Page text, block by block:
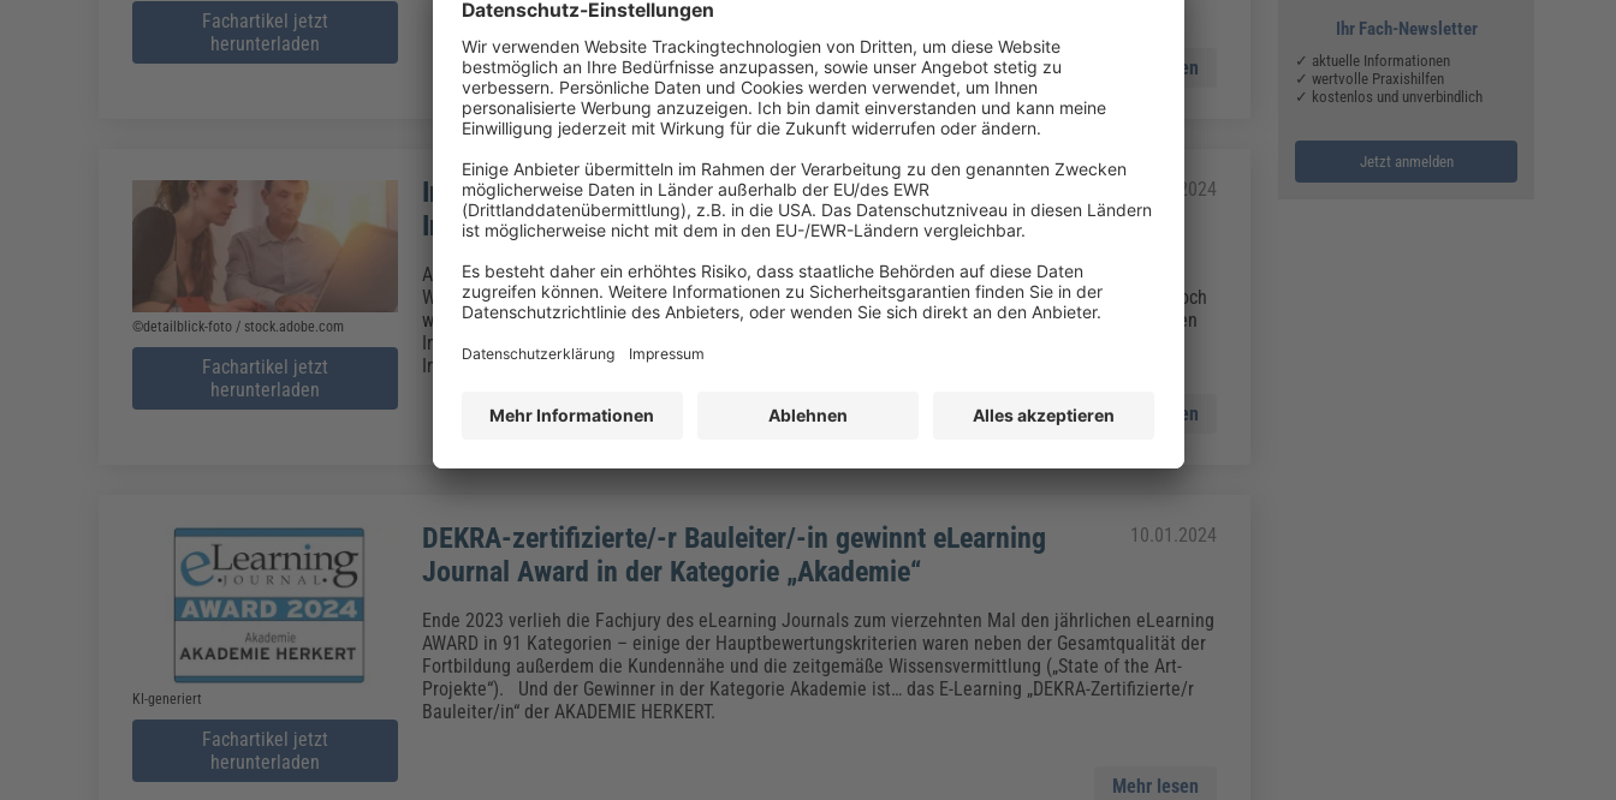
Fachartikel jetzt
herunterladen
Mehr lesen
©detailblick-foto / stock.adobe.com
Fachartikel jetzt
herunterladen
ImmoWertV 2021: Neuerungen & Wissenswertes zur
Immobilienwertermittlungsverordnung
25.01.2024
Am 01. Januar 2022 trat die ImmoWertV 2021 in Kraft. Diese soll alle wichtigen Grundlagen zur
Wertermittlung von Immobilien bundesweit vereinheitlichen und die Markttransparenz erhöhen. Doch
wie verändert die Verordnung die Immobilienbewertung, ihre Vorgaben und Verfahren? Was müssen
Immobilien-Verantwortliche, -Makler/-innen, -Kaufleute und Gutachter/-innen beachten, um exakte
Immobilienwerte ermitteln zu können?
Mehr lesen
KI-generiert
Fachartikel jetzt
herunterladen
DEKRA-zertifizierte/-r Bauleiter/-in gewinnt eLearning
Journal Award in der Kategorie „Akademie“
10.01.2024
Ende 2023 verlieh die Fachjury des eLearning Journals zum vierzehnten Mal den jährlichen eLearning
AWARD in 91 Kategorien – einige der Hauptbewertungskriterien waren neben der Gesamtqualität der
Fortbildung außerdem die Kundennähe und die zeitgemäße Wissensvermittlung („State of the Art-
Projekte“). Und der Gewinner in der Kategorie Akademie ist… das E-Learning „DEKRA-Zertifizierte/r
Bauleiter/in“ der AKADEMIE HERKERT.
Mehr lesen
Ihr Fach-Newsletter
✓ aktuelle Informationen
✓ wertvolle Praxishilfen
✓ kostenlos und unverbindlich
Jetzt anmelden